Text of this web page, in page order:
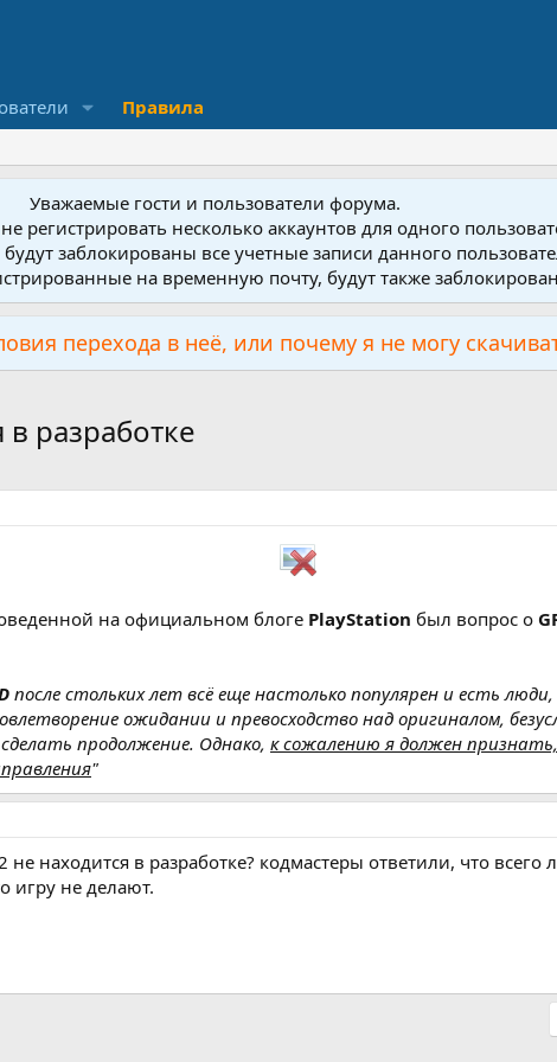
Правила
Уважаемые гости и пользователи форума.
регистрировать несколько аккаунтов для одного
заблокированы все учетные записи данного
на временную почту, будут также
перехода в неё, или почему я не могу
разработке
на официальном блоге PlayStation был вопрос о
после стольких лет всё еще настолько популярен и есть
ожидании и превосходство над оригиналом,
продолжение. Однако, к сожалению я должен
"
не находится в разработке? кодмастеры ответили, что всего
игру не делают.